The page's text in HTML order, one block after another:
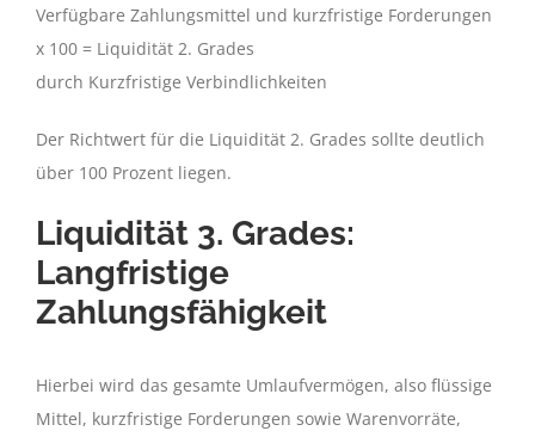
Verfügbare Zahlungsmittel und kurzfristige Forderungen
x 100 = Liquidität 2. Grades
durch Kurzfristige Verbindlichkeiten
Der Richtwert für die Liquidität 2. Grades sollte deutlich
über 100 Prozent liegen.
Liquidität 3. Grades:
Langfristige
Zahlungsfähigkeit
Hierbei wird das gesamte Umlaufvermögen, also flüssige
Mittel, kurzfristige Forderungen sowie Warenvorräte,